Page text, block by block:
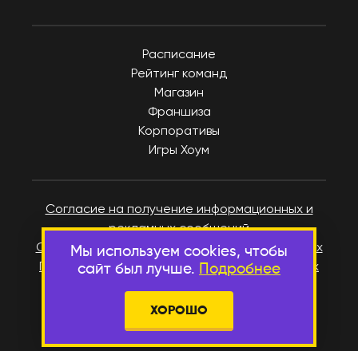
Расписание
Рейтинг команд
Магазин
Франшиза
Корпоративы
Игры Хоум
Согласие на получение информационных и
рекламных сообщений
Согласие на обработку персональных данных
Политика в отношении персональных данных
Публичная оферта
Мы используем cookies, чтобы
сайт был лучше. Подробнее
ХОРОШО